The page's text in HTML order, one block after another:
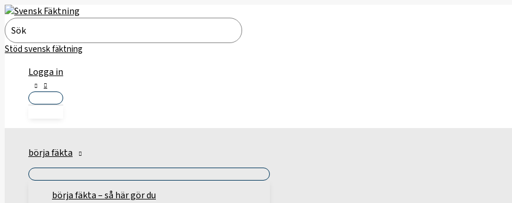
Hoppa
till
innehåll
Search
for:
Stöd svensk fäktning
Logga in
börja fäkta
börja fäkta – så här gör du